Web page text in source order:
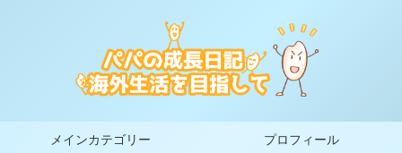
メインカテゴリー プロフィール